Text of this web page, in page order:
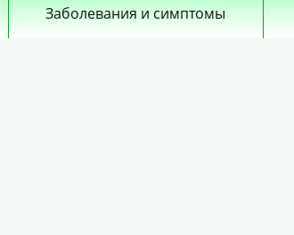
Заболевания и симптомы